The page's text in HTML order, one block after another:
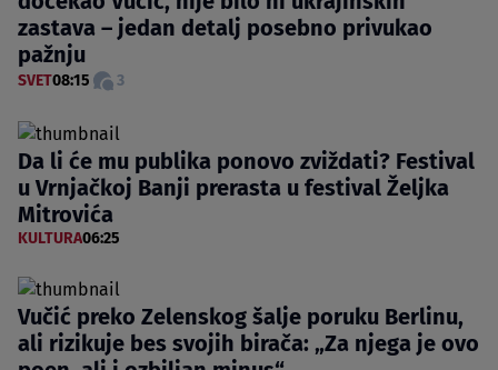
zastava – jedan detalj posebno privukao
pažnju
SVET08:15 3
Da li će mu publika ponovo zviždati? Festival
u Vrnjačkoj Banji prerasta u festival Željka
Mitrovića
KULTURA06:25
Vučić preko Zelenskog šalje poruku Berlinu,
ali rizikuje bes svojih birača: „Za njega je ovo